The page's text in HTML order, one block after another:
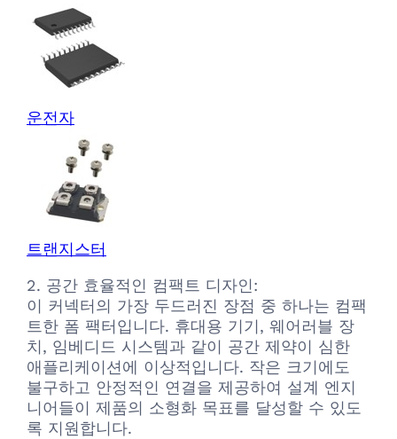
운전자
트랜지스터
2. 공간 효율적인 컴팩트 디자인:
이 커넥터의 가장 두드러진 장점 중 하나는 컴팩
트한 폼 팩터입니다. 휴대용 기기, 웨어러블 장
치, 임베디드 시스템과 같이 공간 제약이 심한
애플리케이션에 이상적입니다. 작은 크기에도
불구하고 안정적인 연결을 제공하여 설계 엔지
니어들이 제품의 소형화 목표를 달성할 수 있도
록 지원합니다.